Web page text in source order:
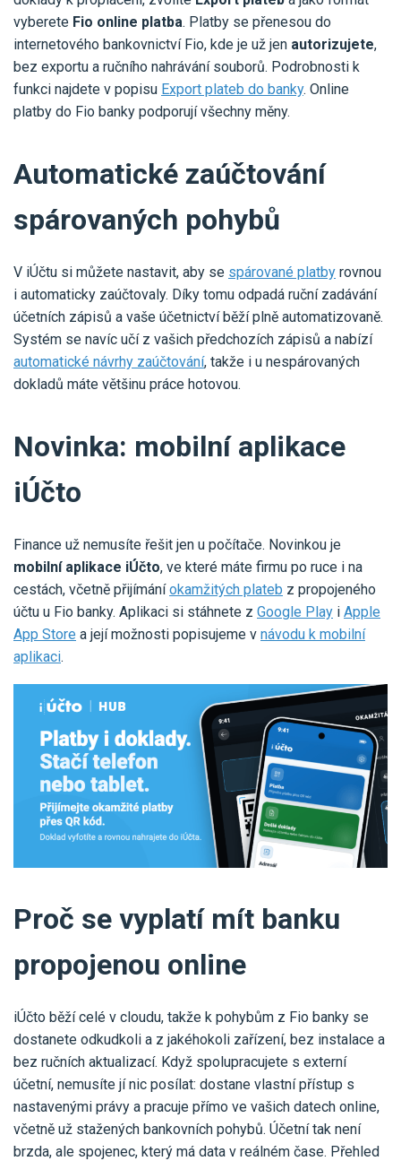
vyberete Fio online platba. Platby se přenesou do
internetového bankovnictví Fio, kde je už jen autorizujete,
bez exportu a ručního nahrávání souborů. Podrobnosti k
funkci najdete v popisu Export plateb do banky. Online
platby do Fio banky podporují všechny měny.
Automatické zaúčtování
spárovaných pohybů
V iÚčtu si můžete nastavit, aby se spárované platby rovnou
i automaticky zaúčtovaly. Díky tomu odpadá ruční zadávání
účetních zápisů a vaše účetnictví běží plně automatizovaně.
Systém se navíc učí z vašich předchozích zápisů a nabízí
automatické návrhy zaúčtování, takže i u nespárovaných
dokladů máte většinu práce hotovou.
Novinka: mobilní aplikace
iÚčto
Finance už nemusíte řešit jen u počítače. Novinkou je
mobilní aplikace iÚčto, ve které máte firmu po ruce i na
cestách, včetně přijímáníokamžitých plateb z propojeného
účtu u Fio banky. Aplikaci si stáhnete z Google Play i Apple
App Store a její možnosti popisujeme v návodu k mobilní
aplikaci.
Proč se vyplatí mít banku
propojenou online
iÚčto běží celé v cloudu, takže k pohybům z Fio banky se
dostanete odkudkoli a z jakéhokoli zařízení, bez instalace a
bez ručních aktualizací. Když spolupracujete s externí
účetní, nemusíte jí nic posílat: dostane vlastní přístup s
nastavenými právy a pracuje přímo ve vašich datech online,
včetně už stažených bankovních pohybů. Účetní tak není
brzda, ale spojenec, který má data v reálném čase. Přehled